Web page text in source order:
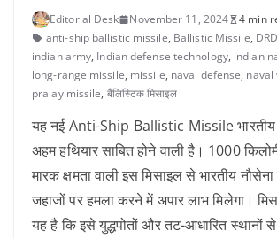
Editorial Desk November 11, 2024
4 min
anti-ship ballistic missile, Ballistic Missile,
indian army, Indian defense technology, indian
long-range missile, missile, naval defense, naval
pralay missile, बैलिस्टिक मिसाइल
यह नई Anti-Ship Ballistic Missile
अहम हथियार साबित होने वाली है। 1000
मारक क्षमता वाली इस मिसाइल से भारतीय
जहाजों पर हमला करने में अपार लाभ मिलेगा।
यह है कि इसे युद्धपोतों और तट-आधारित स्थानों